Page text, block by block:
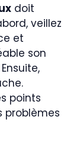
doit
veillez
et
son
points
problèmes